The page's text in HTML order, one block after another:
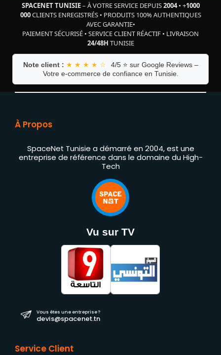
SPACENET TUNISIE– À VOTRE SERVICE DEPUIS2004• +1000
000CLIENTS ENREGISTRÉS• PRODUITS 100% AUTHENTIQUES
AVEC GARANTIE•
PAIEMENT SÉCURISÉ • SERVICE CLIENT RÉACTIF • LIVRAISON
24/48H TUNISIE
Note client : ★ ★ ★ ★ ☆
4/5 ⭐ sur Google Reviews –
Votre e-commerce de confiance en Tunisie.
À Propos
SpaceNet Tunisie a démarré en 2004, est une
entreprise de référence dans le domaine du High-
Tech
Vu sur TV
Vous êtes une entreprise ?
devis@spacenet.tn
Service Client